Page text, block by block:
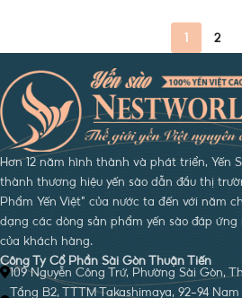
1 2
Hơn 12 năm hình thành và phát triển, Yến
thành thương hiệu yến sào dẫn đầu thị
Phẩm Yến Việt” của nước ta đến với năm
dạng các dòng sản phẩm yến sào đáp ứng
của khách hàng.
Công Ty Cổ Phần Sài Gòn Thuận Tiến
109 Nguyễn Công Trứ, Phường Sài Gòn,
Tầng B2, TTTM Takashimaya, 92-94 Nam